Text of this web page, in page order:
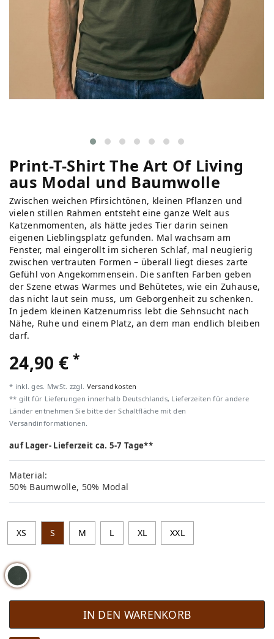
Print-T-Shirt The Art Of Living
aus Modal und Baumwolle
Zwischen weichen Pfirsichtönen, kleinen Pflanzen und
vielen stillen Rahmen entsteht eine ganze Welt aus
Katzenmomenten, als hätte jedes Tier darin seinen
eigenen Lieblingsplatz gefunden. Mal wachsam am
Fenster, mal eingerollt im sicheren Schlaf, mal neugierig
zwischen vertrauten Formen – überall liegt dieses zarte
Gefühl von Angekommensein. Die sanften Farben geben
der Szene etwas Warmes und Behütetes, wie ein Zuhause,
das nicht laut sein muss, um Geborgenheit zu schenken.
In jedem kleinen Katzenumriss lebt die Sehnsucht nach
Nähe, Ruhe und einem Platz, an dem man endlich bleiben
darf.
24,90 €*
* inkl. ges. MwSt. zzgl. Versandkosten
** gilt für Lieferungen innerhalb Deutschlands, Lieferzeiten für andere
Länder entnehmen Sie bitte der Schaltfläche mit den
Versandinformationen.
auf Lager- Lieferzeit ca. 5-7 Tage**
Material:
50% Baumwolle, 50% Modal
XS S M L XL XXL
IN DEN WARENKORB